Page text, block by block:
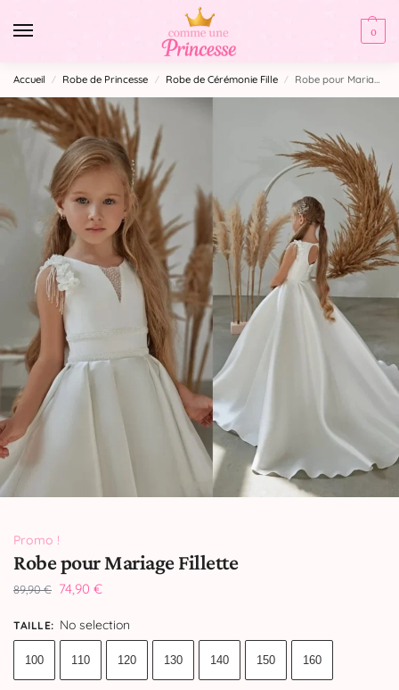
0
Accueil / Robe de Princesse / Robe de Cérémonie Fille​ / Robe pour Mariage Fillette
Promo !
Robe pour Mariage Fillette
89,90€ 74,90 €
TAILLE: No selection
100 110 120 130 140 150 160